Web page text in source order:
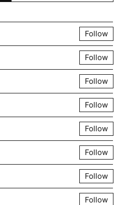
Follow
Follow
Follow
Follow
Follow
Follow
Follow
Follow